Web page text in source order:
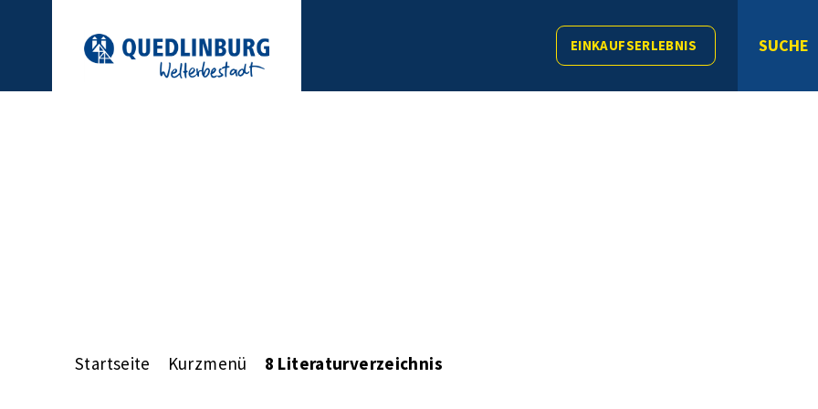
EINKAUFSERLEBNIS SUCHE
Startseite Kurzmenü 8 Literaturverzeichnis